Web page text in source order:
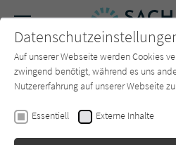
SUCHE Forum
Daniel Wolff
Auf unserer Webseite werden Cookies
zwingend benötigt, während es uns
Nutzererfahrung auf unserer Webseite
Essentiell Externe Inhalte